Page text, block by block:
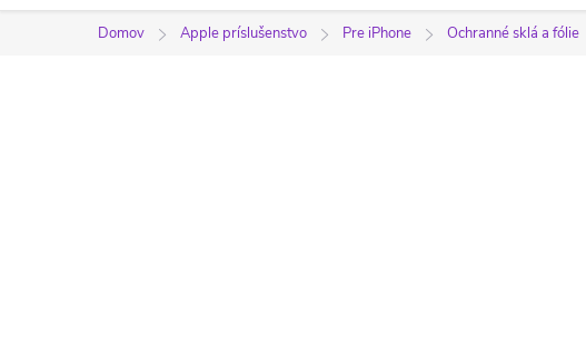
Domov Apple príslušenstvo Pre iPhone Ochranné sklá a fólie